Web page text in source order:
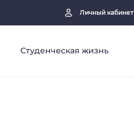
Личный кабинет
Студенческая жизнь